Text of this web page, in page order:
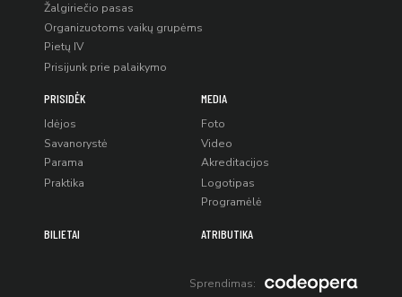
Žalgiriečio pasas
Organizuotoms vaikų grupėms
Pietų IV
Prisijunk prie palaikymo
PRISIDĖK
Idėjos
Savanorystė
Parama
Praktika
MEDIA
Foto
Video
Akreditacijos
Logotipas
Programėlė
BILIETAI ATRIBUTIKA
Sprendimas: